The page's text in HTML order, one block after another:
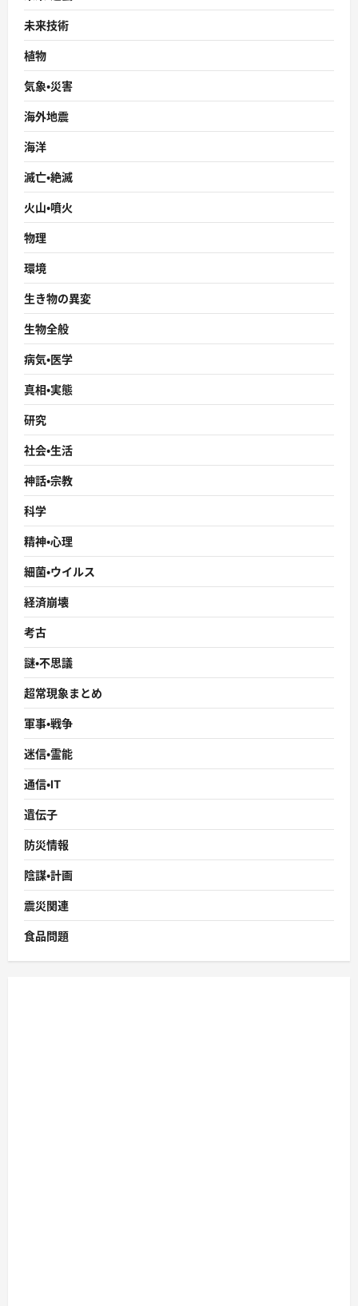
未来技術
植物
気象・災害
海外地震
海洋
滅亡・絶滅
火山・噴火
物理
環境
生き物の異変
生物全般
病気・医学
真相・実態
研究
社会・生活
神話・宗教
科学
精神・心理
細菌・ウイルス
経済崩壊
考古
謎・不思議
超常現象まとめ
軍事・戦争
迷信・霊能
通信・IT
遺伝子
防災情報
陰謀・計画
震災関連
食品問題